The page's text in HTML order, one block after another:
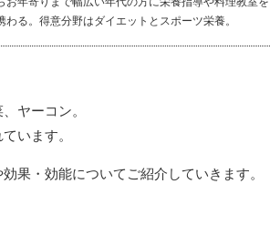
る。得意分野はダイエットとスポーツ栄養。
ヤーコン。
います。
果・効能についてご紹介していきます。